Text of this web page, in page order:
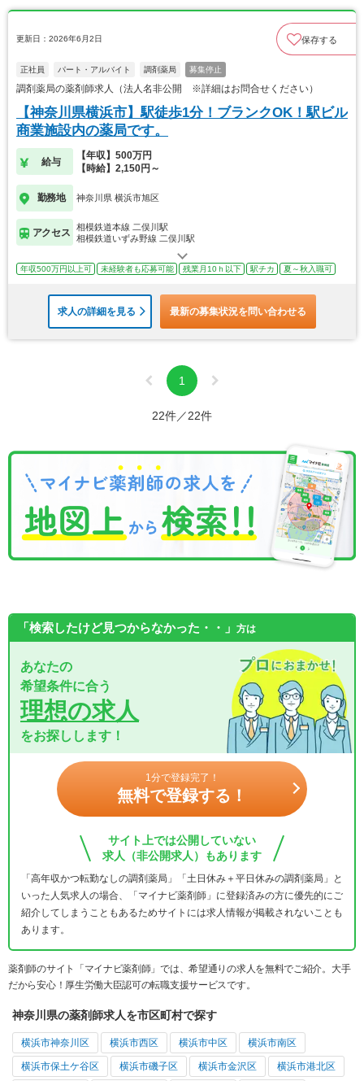
更新日：2026年6月2日 保存する
正社員 パート・アルバイト 調剤薬局 募集停止
調剤薬局の薬剤師求人（法人名非公開 ※詳細はお問合せください）
【神奈川県横浜市】駅徒歩1分！ブランクOK！駅ビル
商業施設内の薬局です。
給与
【年収】500万円
【時給】2,150円～
勤務地 神奈川県 横浜市旭区
アクセス
相模鉄道本線 二俣川駅
相模鉄道いずみ野線 二俣川駅
年収500万円以上可 未経験者も応募可能 残業月10ｈ以下 駅チカ 夏～秋入職可
求人の詳細を見る 最新の募集状況を問い合わせる
1
22件／22件
「検索したけど見つからなかった・・」 方は
あなたの
希望条件に合う
理想の求人
をお探しします！
1分で登録完了！
無料で登録する！
サイト上では公開していない
求人（非公開求人）もあります
「高年収かつ転勤なしの調剤薬局」「土日休み＋平日休みの調剤薬局」と
いった人気求人の場合、「マイナビ薬剤師」に登録済みの方に優先的にご
紹介してしまうこともあるためサイトには求人情報が掲載されないことも
あります。
薬剤師のサイト「マイナビ薬剤師」では、希望通りの求人を無料でご紹介。大手
だから安心！厚生労働大臣認可の転職支援サービスです。
神奈川県の薬剤師求人を市区町村で探す
横浜市神奈川区 横浜市西区 横浜市中区 横浜市南区
横浜市保土ケ谷区 横浜市磯子区 横浜市金沢区 横浜市港北区